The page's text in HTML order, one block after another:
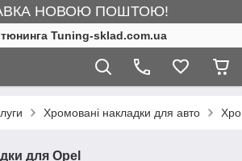
НОВОЮ ПОШТОЮ!
тюнинга Tuning-sklad.com.ua
Хромовані накладки для авто
для Opel